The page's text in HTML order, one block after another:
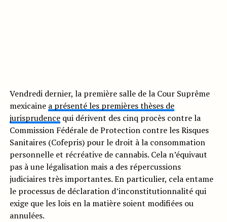
Vendredi dernier, la première salle de la Cour Suprême
mexicaine a présenté les premières thèses de
jurisprudencequi dérivent des cinq procès contre la
Commission Fédérale de Protection contre les Risques
Sanitaires (Cofepris) pour le droit à la consommation
personnelle et récréative de cannabis. Cela n’équivaut
pas à une légalisation mais a des répercussions
judiciaires très importantes. En particulier, cela entame
le processus de déclaration d’inconstitutionnalité qui
exige que les lois en la matière soient modifiées ou
annulées.